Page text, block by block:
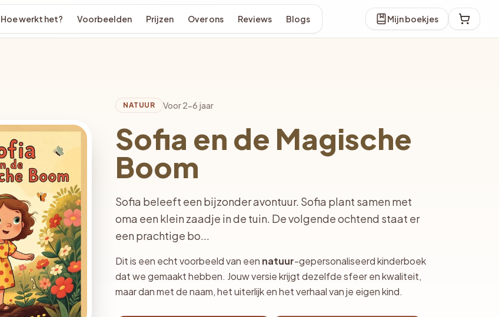
Hoe werkt het? Voorbeelden Prijzen Over ons Reviews Blogs Mijn boekjes
NATUUR Voor 2-6 jaar
Sofia en de Magische
Boom
Sofia beleeft een bijzonder avontuur. Sofia plant samen met
oma een klein zaadje in de tuin. De volgende ochtend staat er
een prachtige bo...
Dit is een echt voorbeeld van een natuur-gepersonaliseerd kinderboek
dat we gemaakt hebben. Jouw versie krijgt dezelfde sfeer en kwaliteit,
maar dan met de naam, het uiterlijk en het verhaal van je eigen kind.